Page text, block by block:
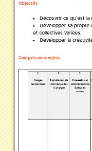
Objectifs
Découvrir ce qu’est la
Développer sa propre
et collectives variées.
Développer la
Compétences visées